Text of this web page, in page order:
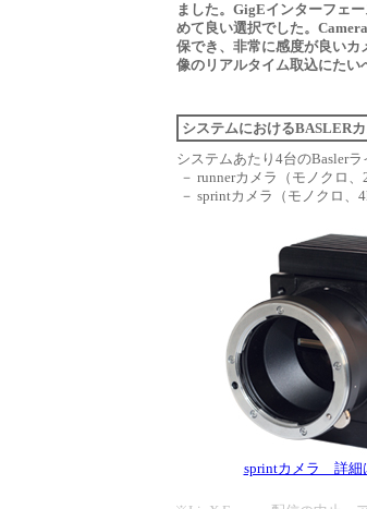
ました。GigEインターフェ
めて良い選択でした。
保でき、非常に感度が良いカ
像のリアルタイム取込にたい
システムにおけるBASLER
システムあたり4台のBasler
－ runnerカメラ（モノクロ
－ sprintカメラ（モノクロ
sprintカメラ 詳細